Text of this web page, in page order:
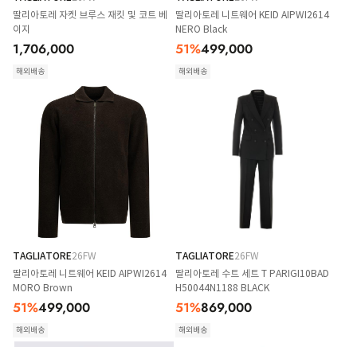
딸리아토레 자켓 브루스 재킷 및 코트 베
이지
1,706,000
해외배송
딸리아토레 니트웨어 KEID AIPWI2614
NERO Black
51%499,000
해외배송
TAGLIATORE26FW
딸리아토레 니트웨어 KEID AIPWI2614
MORO Brown
51%499,000
해외배송
TAGLIATORE26FW
딸리아토레 수트 세트 T PARIGI10BAD
H50044N1188 BLACK
51%869,000
해외배송